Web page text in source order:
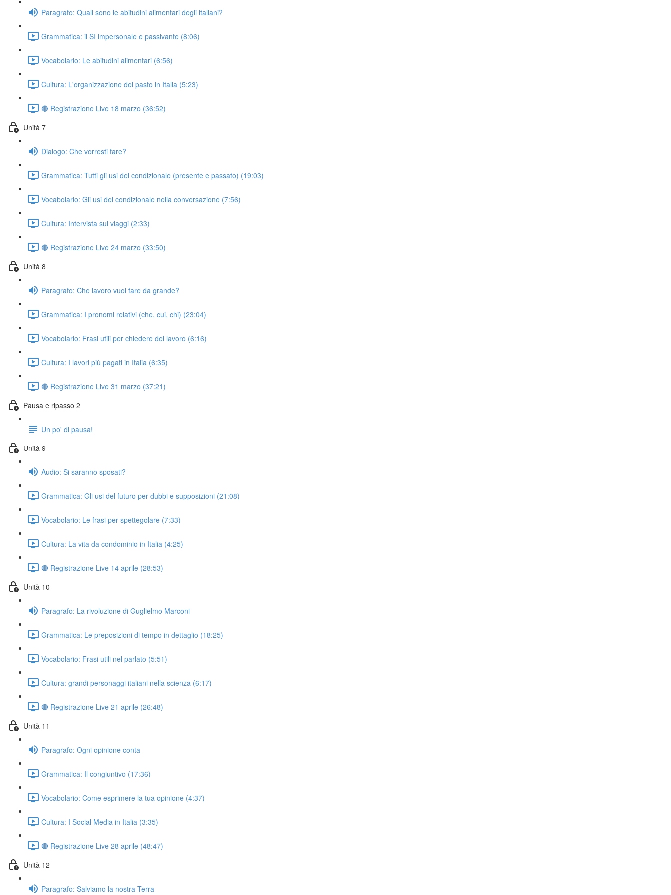
Paragrafo: Quali sono le abitudini alimentari degli italiani?
Grammatica: il SI impersonale e passivante (8:06)
Vocabolario: Le abitudini alimentari (6:56)
Cultura: L'organizzazione del pasto in Italia (5:23)
🔴 Registrazione Live 18 marzo (36:52)
Unità 7
Dialogo: Che vorresti fare?
Grammatica: Tutti gli usi del condizionale (presente e passato) (19:03)
Vocabolario: Gli usi del condizionale nella conversazione (7:56)
Cultura: Intervista sui viaggi (2:33)
🔴 Registrazione Live 24 marzo (33:50)
Unità 8
Paragrafo: Che lavoro vuoi fare da grande?
Grammatica: I pronomi relativi (che, cui, chi) (23:04)
Vocabolario: Frasi utili per chiedere del lavoro (6:16)
Cultura: I lavori più pagati in Italia (6:35)
🔴 Registrazione Live 31 marzo (37:21)
Pausa e ripasso 2
Un po' di pausa!
Unità 9
Audio: Si saranno sposati?
Grammatica: Gli usi del futuro per dubbi e supposizioni (21:08)
Vocabolario: Le frasi per spettegolare (7:33)
Cultura: La vita da condominio in Italia (4:25)
🔴 Registrazione Live 14 aprile (28:53)
Unità 10
Paragrafo: La rivoluzione di Guglielmo Marconi
Grammatica: Le preposizioni di tempo in dettaglio (18:25)
Vocabolario: Frasi utili nel parlato (5:51)
Cultura: grandi personaggi italiani nella scienza (6:17)
🔴 Registrazione Live 21 aprile (26:48)
Unità 11
Paragrafo: Ogni opinione conta
Grammatica: Il congiuntivo (17:36)
Vocabolario: Come esprimere la tua opinione (4:37)
Cultura: I Social Media in Italia (3:35)
🔴 Registrazione Live 28 aprile (48:47)
Unità 12
Paragrafo: Salviamo la nostra Terra